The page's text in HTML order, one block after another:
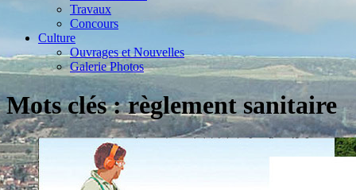
Travaux
Concours
Culture
Ouvrages et Nouvelles
Galerie Photos
Mots clés : règlement sanitaire